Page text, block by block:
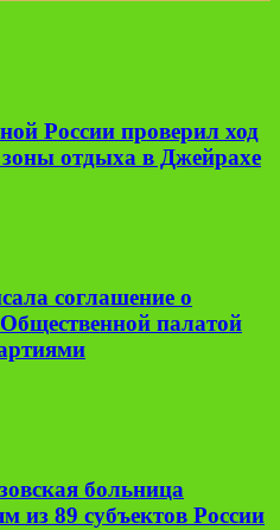
России проверил ход
зоны отдыха в Джейрахе
соглашение о
палатой
больница
из 89 субъектов России